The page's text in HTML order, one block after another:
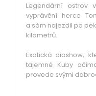
Legendární ostrov
vyprávění herce
a sám najezdil po
kilometrů.
Exotická diashow,
tajemné Kuby
provede svými